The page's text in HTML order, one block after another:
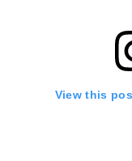
View this